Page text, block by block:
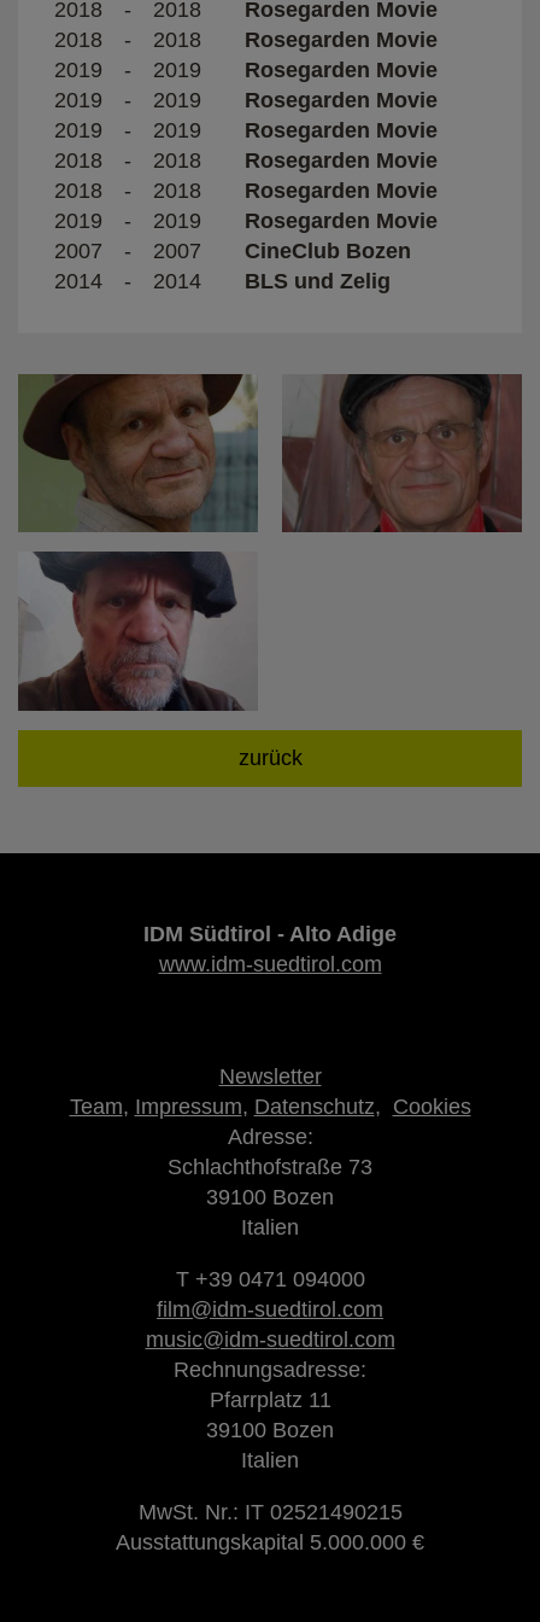
zurück
2018
- 2018
Rosegarden Movie
2018
- 2018
Rosegarden Movie
2019
- 2019
Rosegarden Movie
2019
- 2019
Rosegarden Movie
2019
- 2019
Rosegarden Movie
2018
- 2018
Rosegarden Movie
2018
- 2018
Rosegarden Movie
2019
- 2019
Rosegarden Movie
2007
- 2007
CineClub Bozen
2014
- 2014 BLS und Zelig
IDM Südtirol - Alto Adige
www.idm-suedtirol.com
Newsletter
Team, Impressum, Datenschutz, Cookies
Adresse:
Schlachthofstraße 73
39100 Bozen
Italien
T +39 0471 094000
film@idm-suedtirol.com
music@idm-suedtirol.com
Rechnungsadresse:
Pfarrplatz 11
39100 Bozen
Italien
MwSt. Nr.: IT 02521490215
Ausstattungskapital 5.000.000 €